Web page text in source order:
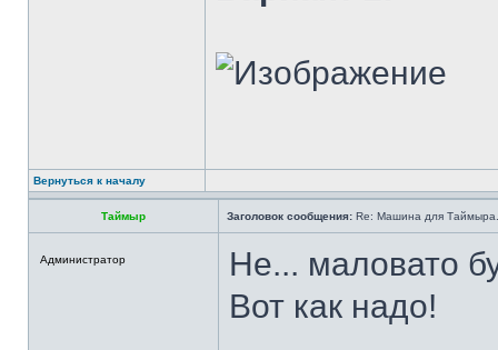
Вернуться к началу
Таймыр Заголовок сообщения: Re: Машина для Таймыра.
Администратор
Не... маловато
Вот как надо!